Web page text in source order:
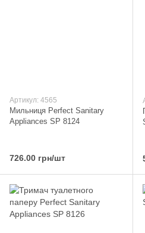
Артикул: 4565
Мильниця Perfect Sanitary
Appliances SP 8124
726.00 грн/шт